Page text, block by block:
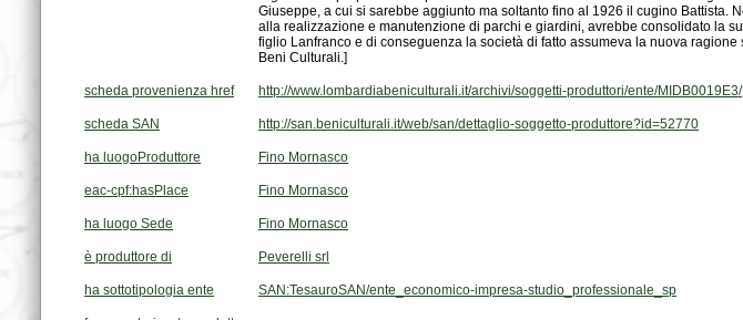
Beni Culturali.]
scheda provenienza href http://www.lombardiabeniculturali.it/archivi/soggetti-produttori/ente/MIDB0019E3/
scheda SAN http://san.beniculturali.it/web/san/dettaglio-soggetto-produttore?id=52770
ha luogoProduttore Fino Mornasco
eac-cpf:hasPlace Fino Mornasco
ha luogo Sede Fino Mornasco
è produttore di Peverelli srl
ha sottotipologia ente SAN:TesauroSAN/ente_economico-impresa-studio_professionale_sp